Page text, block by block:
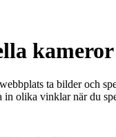
ta bilder och
in olika vinklar när du